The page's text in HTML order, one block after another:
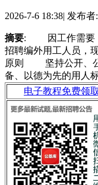
2026-7-6 18:38| 发布者:
摘要: 因工作需要，
招聘编外用工人员
原则 坚持公开、公
备、以德为先的用人
电子教程免费领取